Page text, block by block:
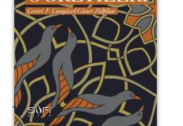
Tasavvuf Öğretileri